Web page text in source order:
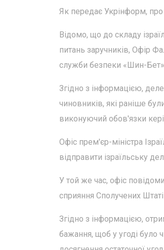
Як передає Укрінформ,
Відомо, що до складу
питань заручників, Офір
служби безпеки «Шин-
Згідно з інформацією,
чиновників, які раніше
виконуючий обов'язки
Офіс прем'єр-міністра
відправити ізраїльську
У той же час, офіс
сприяння Сполучених
Згідно з інформацією,
бажання, щоб у угоді було